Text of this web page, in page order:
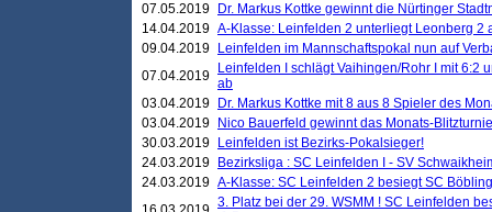
07.05.2019
Dr. Markus Kottke gewinnt die Nürtinger
14.04.2019 A-Klasse: Leinfelden 2 unterliegt Leonberg 2
09.04.2019
Leinfelden im Mannschaftspokal nun auf
07.04.2019
Leinfelden I schlägt Vaihingen/Rohr I mit 6:2
ab
03.04.2019
Dr. Markus Kottke mit 8 aus 8 Spieler des
03.04.2019
Nico Bauerfeld gewinnt das Monats-
30.03.2019
Leinfelden ist Bezirks-Pokalsieger!
24.03.2019
Bezirksliga : SC Leinfelden I - SV
24.03.2019 A-Klasse: SC Leinfelden 2 besiegt SC
3. Platz bei der 29. WSMM ! SC Leinfelden